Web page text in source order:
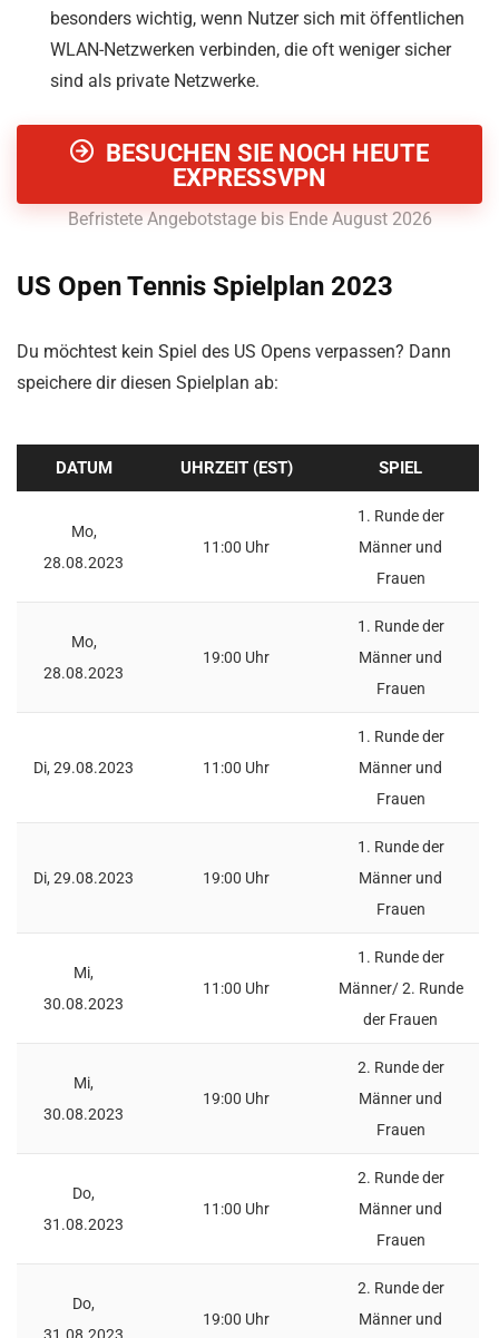
besonders wichtig, wenn Nutzer sich mit öffentlichen
WLAN-Netzwerken verbinden, die oft weniger sicher
sind als private Netzwerke.
BESUCHEN SIE NOCH HEUTE
EXPRESSVPN
Befristete Angebotstage bis Ende August 2026
US Open Tennis Spielplan 2023
Du möchtest kein Spiel des US Opens verpassen? Dann
speichere dir diesen Spielplan ab:
DATUM UHRZEIT (EST) SPIEL
Mo,
28.08.2023
11:00 Uhr
1. Runde der
Männer und
Frauen
Mo,
28.08.2023
19:00 Uhr
1. Runde der
Männer und
Frauen
Di, 29.08.2023 11:00 Uhr
1. Runde der
Männer und
Frauen
Di, 29.08.2023 19:00 Uhr
1. Runde der
Männer und
Frauen
Mi,
30.08.2023
11:00 Uhr
1. Runde der
Männer/ 2. Runde
der Frauen
Mi,
30.08.2023
19:00 Uhr
2. Runde der
Männer und
Frauen
Do,
31.08.2023
11:00 Uhr
2. Runde der
Männer und
Frauen
Do,
19:00 Uhr
2. Runde der
Männer und